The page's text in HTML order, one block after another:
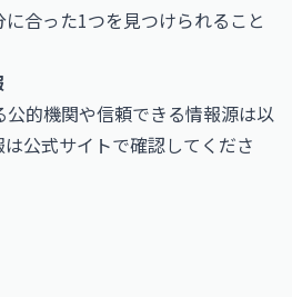
合った1つを見つけられること
的機関や信頼できる情報源は以
公式サイトで確認してくださ